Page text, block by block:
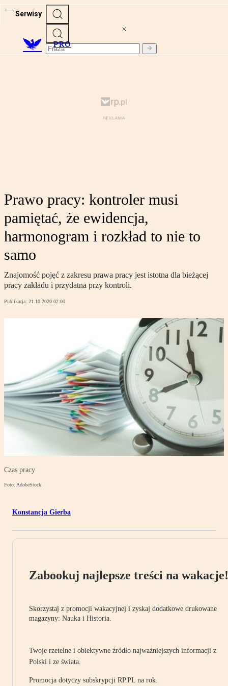
Serwisy
PRO
Prawo pracy: kontroler musi
pamiętać, że ewidencja,
harmonogram i rozkład to nie to
samo
Znajomość pojęć z zakresu prawa pracy jest istotna dla bieżącej
pracy zakładu i przydatna przy kontroli.
Publikacja: 21.10.2020 02:00
Czas pracy
Foto: AdobeStock
Konstancja Gierba
Zabookuj najlepsze treści na wakacje!
Skorzystaj z promocji wakacyjnej i zyskaj dodatkowe drukowane
magazyny: Nauka i Historia.
Twoje rzetelne i obiektywne źródło najważniejszych informacji z
Polski i ze świata.
Promocja dotyczy subskrypcji RP.PL na rok.